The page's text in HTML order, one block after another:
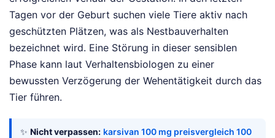
Tagen vor der Geburt suchen viele Tiere aktiv nach
geschützten Plätzen, was als Nestbauverhalten
bezeichnet wird. Eine Störung in dieser sensiblen
Phase kann laut Verhaltensbiologen zu einer
bewussten Verzögerung der Wehentätigkeit durch das
Tier führen.
✨ Nicht verpassen: karsivan 100 mg preisvergleich 100